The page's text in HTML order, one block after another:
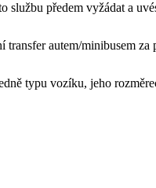
službu předem vyžádat a
transfer autem/minibusem
typu vozíku, jeho